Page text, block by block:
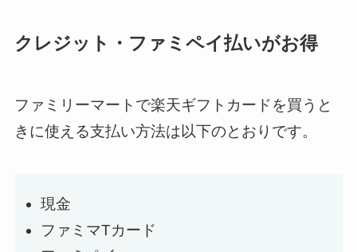
クレジット・ファミペイ払いがお得
ファミリーマートで楽天ギフトカードを買うと
きに使える支払い方法は以下のとおりです。
現金
ファミマTカード